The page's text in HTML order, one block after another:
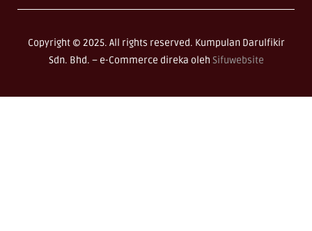
Copyright © 2025. All rights reserved. Kumpulan Darulfikir
Sdn. Bhd. – e-Commerce direka oleh Sifuwebsite